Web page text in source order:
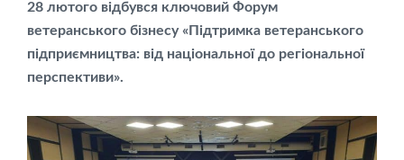
28 лютого відбувся ключовий Форум
ветеранського бізнесу «Підтримка ветеранського
підприємництва: від національної до регіональної
перспективи».